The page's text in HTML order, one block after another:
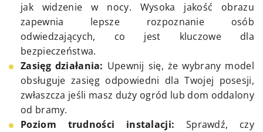
jak widzenie w nocy. Wysoka jakość obrazu
zapewnia lepsze rozpoznanie osób
odwiedzających, co jest kluczowe dla
bezpieczeństwa.
Zasięg działania: Upewnij się, że wybrany model
obsługuje zasięg odpowiedni dla Twojej posesji,
zwłaszcza jeśli masz duży ogród lub dom oddalony
od bramy.
Poziom trudności instalacji: Sprawdź, czy